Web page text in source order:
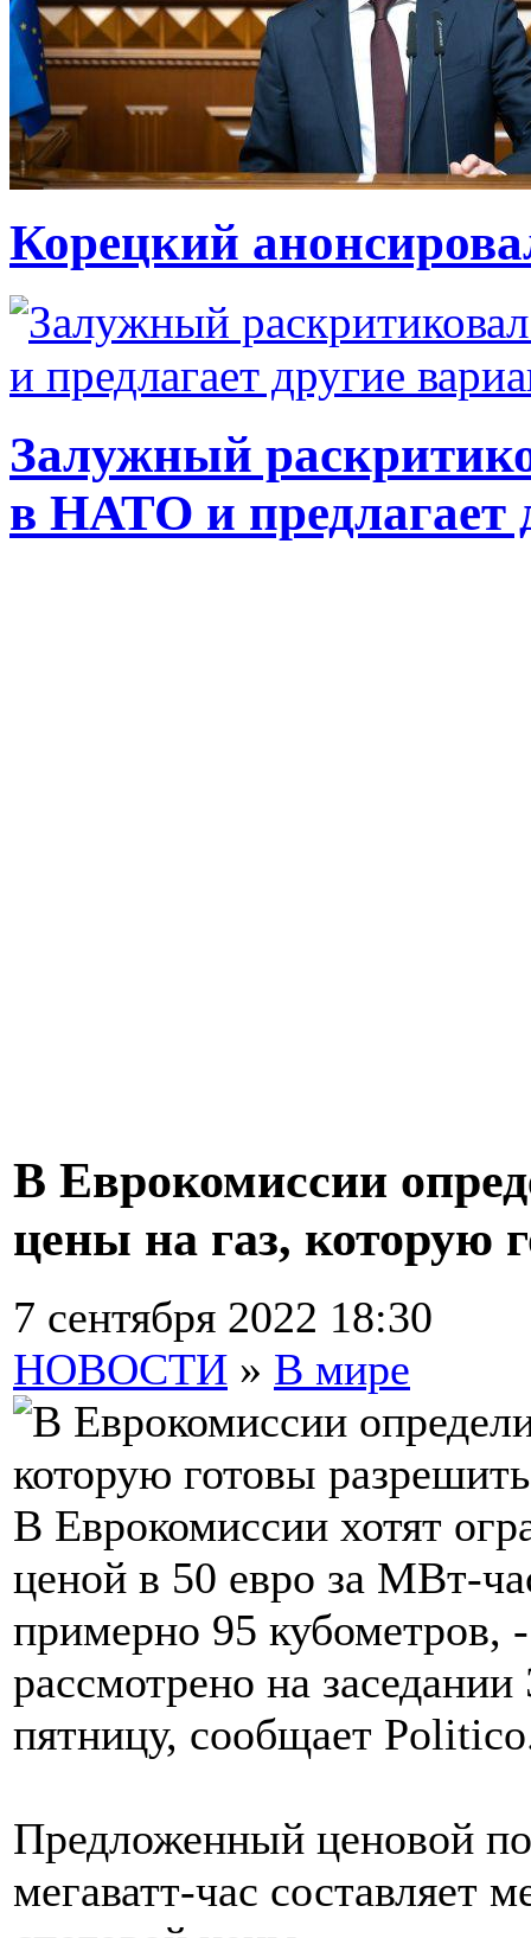
Корецкий
Залужный
в НАТО и предлагает
В Еврокомиссии
цены на газ, которую
7 сентября 2022 18:30
НОВОСТИ » В мире
В Еврокомиссии хотят
ценой в 50 евро за МВт-
примерно 95 кубометров,
рассмотрено на
пятницу, сообщает
Предложенный ценовой
мегаватт-час составляет